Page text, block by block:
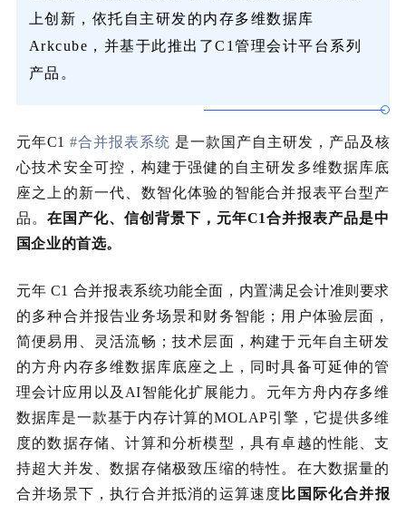
上创新，依托自主研发的内存多维数据库
Arkcube，并基于此推出了C1管理会计平台系列
产品。
元年C1#合并报表系统 是一款国产自主研发，产品及核
心技术安全可控，构建于强健的自主研发多维数据库底
座之上的新一代、数智化体验的智能合并报表平台型产
品。 在国产化、信创背景下，元年C1合并报表产品是中
国企业的首选。
元年 C1 合并报表系统功能全面，内置满足会计准则要求
的多种合并报告业务场景和财务智能；用户体验层面，
简便易用、灵活流畅；技术层面，构建于元年自主研发
的方舟内存多维数据库底座之上，同时具备可延伸的管
理会计应用以及AI智能化扩展能力。元年方舟内存多维
数据库是一款基于内存计算的MOLAP引擎，它提供多维
度的数据存储、计算和分析模型，具有卓越的性能、支
持超大并发、数据存储极致压缩的特性。在大数据量的
合并场景下，执行合并抵消的运算速度 比国际化合并报